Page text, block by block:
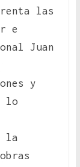
las
e
Juan
y
lo
la